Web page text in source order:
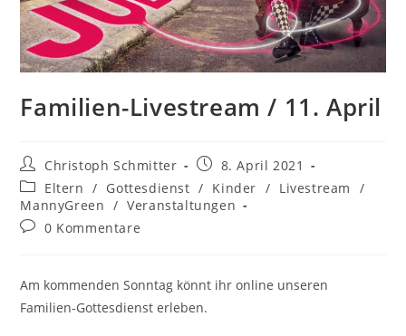
Familien-Livestream / 11. April
Christoph Schmitter
8. April 2021
Eltern / Gottesdienst / Kinder / Livestream
/
MannyGreen / Veranstaltungen
0 Kommentare
Am kommenden Sonntag könnt ihr online unseren
Familien-Gottesdienst erleben.